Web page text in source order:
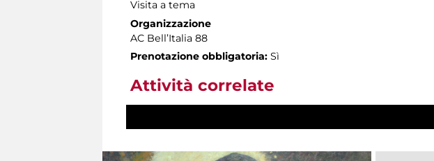
Visita a tema
Organizzazione
AC Bell’Italia 88
Prenotazione obbligatoria: Sì
Attività correlate